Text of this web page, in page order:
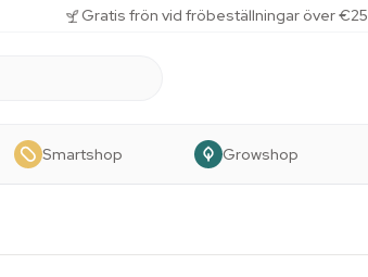
Gratis frön vid fröbeställningar över €25
Smartshop Growshop